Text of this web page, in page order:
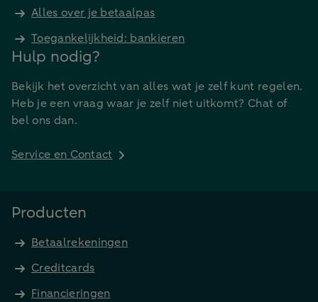
Alles over je betaalpas
Toegankelijkheid: bankieren
Hulp nodig?
Bekijk het overzicht van alles wat je zelf kunt regelen.
Heb je een vraag waar je zelf niet uitkomt? Chat of
bel ons dan.
Service en Contact
Producten
Betaalrekeningen
Creditcards
Financieringen